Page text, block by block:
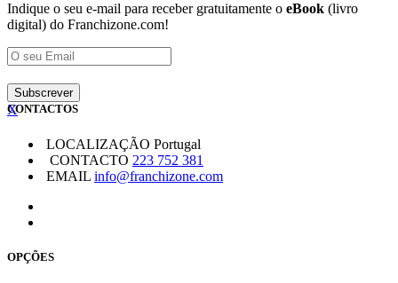
Indique o seu e-mail para receber gratuitamente o eBook (livro
digital) do Franchizone.com!
X
CONTACTOS
LOCALIZAÇÃO Portugal
CONTACTO 223 752 381
EMAIL info@franchizone.com
OPÇÕES